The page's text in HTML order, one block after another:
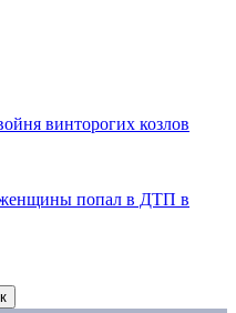
винторогих козлов
женщины попал в ДТП в